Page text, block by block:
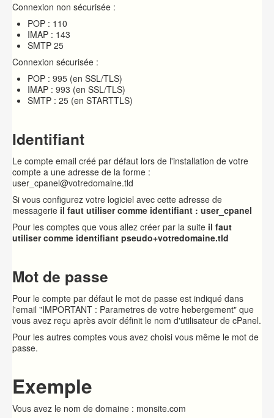
Connexion non sécurisée :
POP : 110
IMAP : 143
SMTP 25
Connexion sécurisée :
POP : 995 (en SSL/TLS)
IMAP : 993 (en SSL/TLS)
SMTP : 25 (en STARTTLS)
Identifiant
Le compte email créé par défaut lors de l'installation de votre
compte a une adresse de la forme :
user_cpanel@votredomaine.tld
Si vous configurez votre logiciel avec cette adresse de
messagerie il faut utiliser comme identifiant : user_cpanel
Pour les comptes que vous allez créer par la suite il faut
utiliser comme identifiant pseudo+votredomaine.tld
Mot de passe
Pour le compte par défaut le mot de passe est indiqué dans
l'email "IMPORTANT : Parametres de votre hebergement" que
vous avez reçu après avoir définit le nom d'utilisateur de cPanel.
Pour les autres comptes vous avez choisi vous même le mot de
passe.
Exemple
Vous avez le nom de domaine : monsite.com